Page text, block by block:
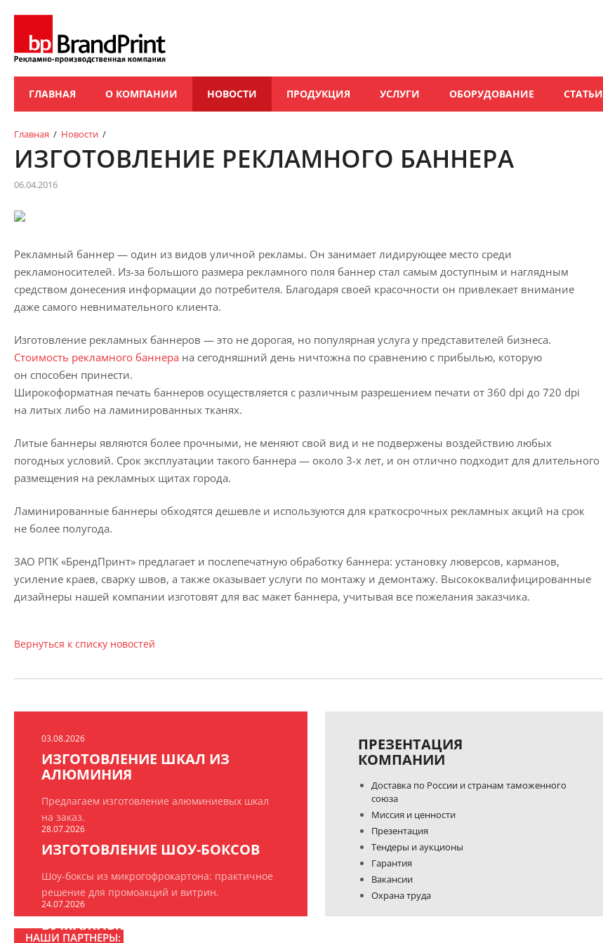
ГЛАВНАЯ О КОМПАНИИ НОВОСТИ ПРОДУКЦИЯ УСЛУГИ ОБОРУДОВАНИЕ СТАТЬИ
Главная / Новости /
ИЗГОТОВЛЕНИЕ РЕКЛАМНОГО БАННЕРА
06.04.2016
Рекламный баннер — один из видов уличной рекламы. Он занимает лидирующее место среди
рекламоносителей. Из-за большого размера рекламного поля баннер стал самым доступным и наглядным
средством донесения информации до потребителя. Благодаря своей красочности он привлекает внимание
даже самого невнимательного клиента.
Изготовление рекламных баннеров — это не дорогая, но популярная услуга у представителей бизнеса.
Стоимость рекламного баннера на сегодняшний день ничтожна по сравнению с прибылью, которую
он способен принести.
Широкоформатная печать баннеров осуществляется с различным разрешением печати от 360 dpi до 720 dpi
на литых либо на ламинированных тканях.
Литые баннеры являются более прочными, не меняют свой вид и не подвержены воздействию любых
погодных условий. Срок эксплуатации такого баннера — около 3-х лет, и он отлично подходит для длительного
размещения на рекламных щитах города.
Ламинированные баннеры обходятся дешевле и используются для краткосрочных рекламных акций на срок
не более полугода.
ЗАО РПК «БрендПринт» предлагает и послепечатную обработку баннера: установку люверсов, карманов,
усиление краев, сварку швов, а также оказывает услуги по монтажу и демонтажу. Высококвалифицированные
дизайнеры нашей компании изготовят для вас макет баннера, учитывая все пожелания заказчика.
Вернуться к списку новостей
03.08.2026
ИЗГОТОВЛЕНИЕ ШКАЛ ИЗ
АЛЮМИНИЯ
Предлагаем изготовление алюминиевых шкал
на заказ.
28.07.2026
ИЗГОТОВЛЕНИЕ ШОУ-БОКСОВ
Шоу-боксы из микрогофрокартона: практичное
решение для промоакций и витрин.
24.07.2026
БУМАЖНЫЕ ПАКЕТЫ НА ЗАКАЗ
ПРЕЗЕНТАЦИЯ
КОМПАНИИ
Доставка по России и странам таможенного
союза
Миссия и ценности
Презентация
Тендеры и аукционы
Гарантия
Вакансии
Охрана труда
НАШИ ПАРТНЕРЫ: